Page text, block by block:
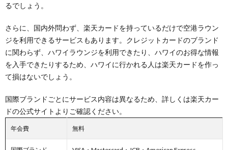
るでしょう。
さらに、国内外問わず、楽天カードを持っているだけで空港ラウン
ジを利用できるサービスもあります。クレジットカードのブランド
に関わらず、ハワイラウンジを利用できたり、ハワイのお得な情報
を入手できたりするため、ハワイに行かれる人は楽天カードを作っ
て損はないでしょう。
国際ブランドごとにサービス内容は異なるため、詳しくは楽天カー
ドの公式サイトよりご確認ください。
年会費 無料